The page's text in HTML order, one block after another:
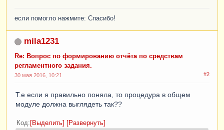
если помогло нажмите: Спасибо!
mila1231
Re: Вопрос по формированию отчёта по средствам
регламентного задания.
#2
30 мая 2016, 10:21
Т.е если я правильно поняла, то процедура в общем
модуле должна выглядеть так??
Код Выделить Развернуть